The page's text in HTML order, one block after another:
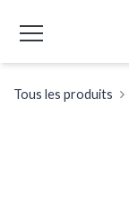
Tous les produits